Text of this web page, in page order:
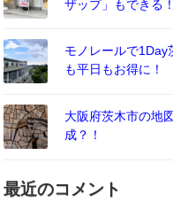
ザップ」もできる！
モノレールで1Day
も平日もお得に！
大阪府茨木市の地
成？！
最近のコメント